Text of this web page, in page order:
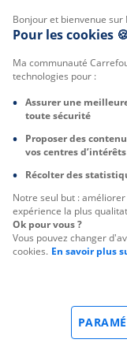
Bonjour et bienvenue
Pour les cookies
Ma communauté
technologies pour :
Assurer une
toute sécurité
Proposer des
vos centres d’intérêts
Récolter des
Notre seul but :
expérience la plus
Ok pour vous ?
Vous pouvez changer
cookies. En savoir plus